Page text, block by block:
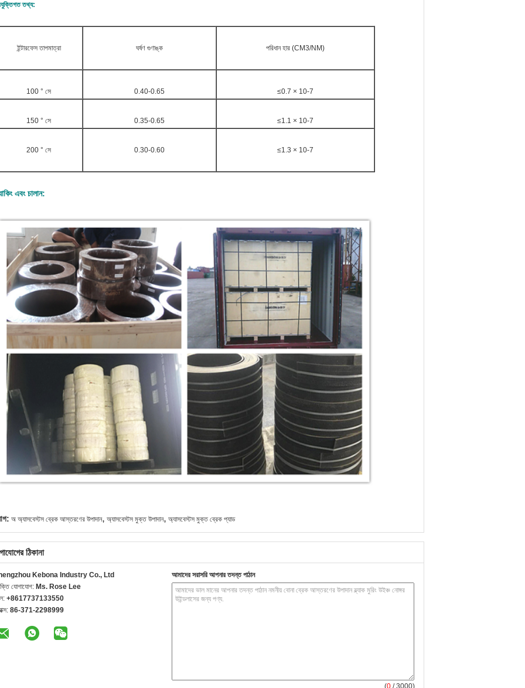
তথ্য:
ইন্টারফেস তাপমাত্রা ঘর্ষণ গুণাঙ্ক পরিধান হার (CM3/NM)
100 ° সে 0.40-0.65 ≤0.7 × 10-7
150 ° সে 0.35-0.65 ≤1.1 × 10-7
200 ° সে 0.30-0.60 ≤1.3 × 10-7
এবং চালান:
অ অ্যাসবেস্টস ব্রেক আস্তরণের উপাদান, অ্যাসবেস্টস মুক্ত উপাদান, অ্যাসবেস্টস মুক্ত ব্রেক প্যাড
ঠিকানা
Kebona Industry Co., Ltd
যোগাযোগ: Ms. Rose Lee
+8617737133550
86-371-2298999
আমাদের সরাসরি আপনার তদন্ত পাঠান
(0 / 3000)